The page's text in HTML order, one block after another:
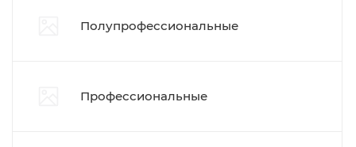
Полупрофессиональные
Профессиональные